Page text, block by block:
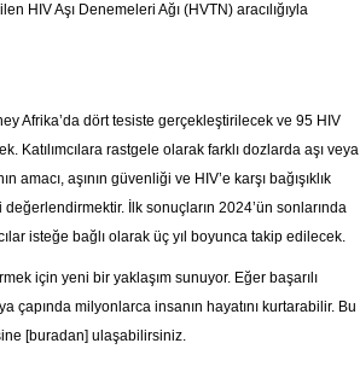
HIV Aşı Denemeleri Ağı (HVTN) aracılığıyla
Afrika’da dört tesiste gerçekleştirilecek ve 95 HIV
Katılımcılara rastgele olarak farklı dozlarda aşı veya
amacı, aşının güvenliği ve HIV’e karşı bağışıklık
İlk sonuçların 2024’ün sonlarında
isteğe bağlı olarak üç yıl boyunca takip edilecek.
için yeni bir yaklaşım sunuyor. Eğer başarılı
çapında milyonlarca insanın hayatını kurtarabilir. Bu
[buradan] ulaşabilirsiniz.